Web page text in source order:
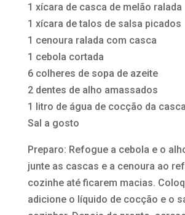
1 xícara de casca de melão ralada
1 xícara de talos de salsa picados
1 cenoura ralada com casca
1 cebola cortada
6 colheres de sopa de azeite
2 dentes de alho amassados
1 litro de água de cocção da
Sal a gosto
Preparo: Refogue a cebola e o
junte as cascas e a cenoura ao
cozinhe até ficarem macias.
adicione o líquido de cocção e o